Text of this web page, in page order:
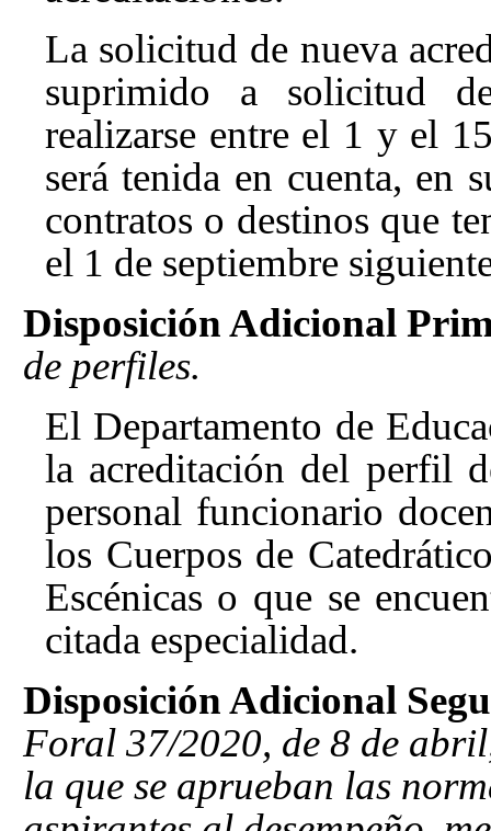
La solicitud de nueva
suprimido a solicitud
realizarse entre el 1 y el
será tenida en cuenta, en
contratos o destinos que
el 1 de septiembre
Disposición Adicional
de perfiles.
El Departamento de
la acreditación del perfil
personal funcionario
los Cuerpos de
Escénicas o que se
citada especialidad.
Disposición Adicional
Foral 37/2020, de 8 de
la que se aprueban las